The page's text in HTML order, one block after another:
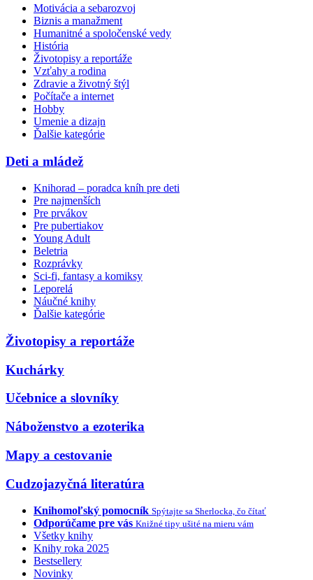
Motivácia a sebarozvoj
Biznis a manažment
Humanitné a spoločenské vedy
História
Životopisy a reportáže
Vzťahy a rodina
Zdravie a životný štýl
Počítače a internet
Hobby
Umenie a dizajn
Ďalšie kategórie
Deti a mládež
Knihorad – poradca kníh pre deti
Pre najmenších
Pre prvákov
Pre pubertiakov
Young Adult
Beletria
Rozprávky
Sci-fi, fantasy a komiksy
Leporelá
Náučné knihy
Ďalšie kategórie
Životopisy a reportáže
Kuchárky
Učebnice a slovníky
Náboženstvo a ezoterika
Mapy a cestovanie
Cudzojazyčná literatúra
Knihomoľský pomocník Spýtajte sa Sherlocka, čo čítať
Odporúčame pre vás Knižné tipy ušité na mieru vám
Všetky knihy
Knihy roka 2025
Bestsellery
Novinky